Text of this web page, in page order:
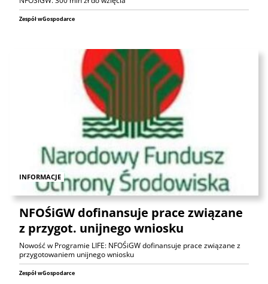
Zespół wGospodarce
INFORMACJE
NFOŚiGW dofinansuje prace związane
z przygot. unijnego wniosku
Nowość w Programie LIFE: NFOŚiGW dofinansuje prace związane z
przygotowaniem unijnego wniosku
Zespół wGospodarce